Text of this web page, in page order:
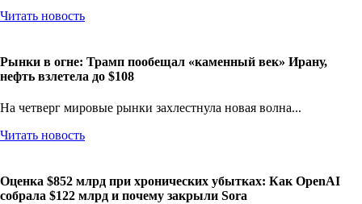
Читать новость
Рынки в огне: Трамп пообещал «каменный век» Ирану,
нефть взлетела до $108
На четверг мировые рынки захлестнула новая волна...
Читать новость
Оценка $852 млрд при хронических убытках: Как OpenAI
собрала $122 млрд и почему закрыли Sora